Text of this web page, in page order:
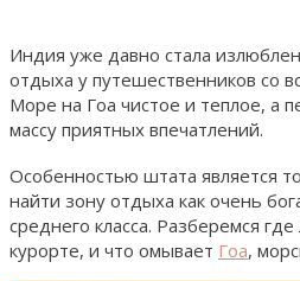
Индия уже давно стала
отдыха у путешественников со
Море на Гоа чистое и теплое, а
массу приятных впечатлений.
Особенностью штата является
найти зону отдыха как очень
среднего класса. Разберемся
курорте, и что омывает Гоа,